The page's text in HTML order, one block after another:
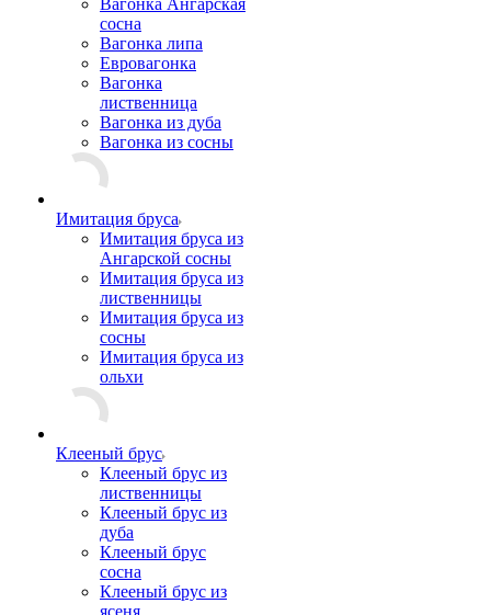
Вагонка Ангарская
сосна
Вагонка липа
Евровагонка
Вагонка
лиственница
Вагонка из дуба
Вагонка из сосны
Имитация бруса
Имитация бруса из
Ангарской сосны
Имитация бруса из
лиственницы
Имитация бруса из
сосны
Имитация бруса из
ольхи
Клееный брус
Клееный брус из
лиственницы
Клееный брус из
дуба
Клееный брус
сосна
Клееный брус из
ясеня